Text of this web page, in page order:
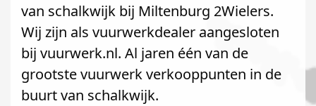
van schalkwijk bij Miltenburg 2Wielers.
Wij zijn als vuurwerkdealer aangesloten
bij vuurwerk.nl. Al jaren één van de
grootste vuurwerk verkooppunten in de
buurt van schalkwijk.